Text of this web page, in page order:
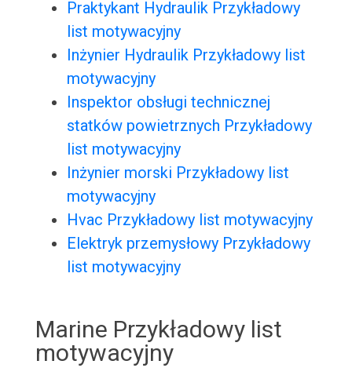
Praktykant Hydraulik Przykładowy
list motywacyjny
Inżynier Hydraulik Przykładowy list
motywacyjny
Inspektor obsługi technicznej
statków powietrznych Przykładowy
list motywacyjny
Inżynier morski Przykładowy list
motywacyjny
Hvac Przykładowy list motywacyjny
Elektryk przemysłowy Przykładowy
list motywacyjny
Marine Przykładowy list
motywacyjny